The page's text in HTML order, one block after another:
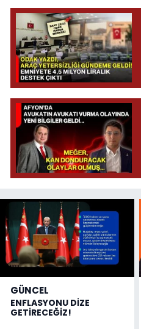
GÜNCEL
ENFLASYONU DİZE
GETİRECEĞİZ!